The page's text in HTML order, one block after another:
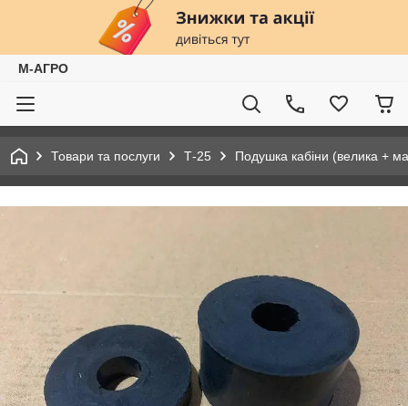
М-АГРО
Товари та послуги Т-25 Подушка кабіни (велика +